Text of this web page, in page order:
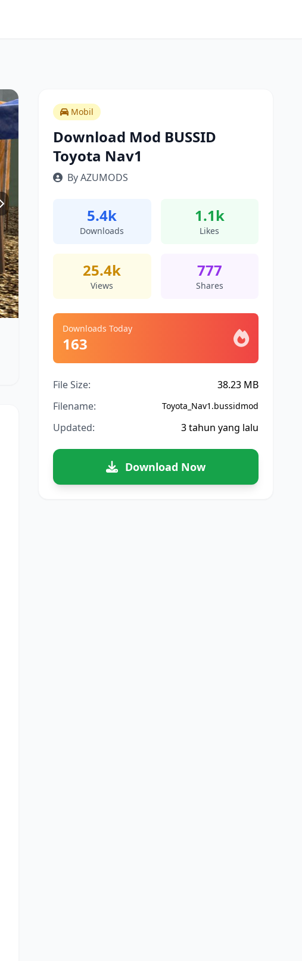
Mobil
Download Mod BUSSID
Toyota Nav1
By AZUMODS
5.4k
Downloads
1.1k
Likes
25.4k
Views
777
Shares
Downloads Today
163
File Size:
38.23 MB
Filename:
Toyota_Nav1.bussidmod
Updated: 3 tahun yang lalu
Download Now